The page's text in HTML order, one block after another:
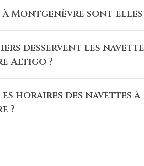
à Montgenèvre sont-
desservent les
Altigo ?
horaires des navettes à
?